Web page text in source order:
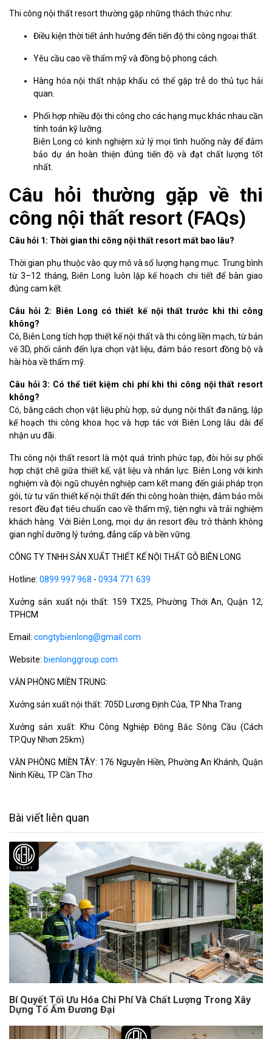
Thi công nội thất resort thường gặp những thách thức như:
Điều kiện thời tiết ảnh hưởng đến tiến độ thi công ngoại thất.
Yêu cầu cao về thẩm mỹ và đồng bộ phong cách.
Hàng hóa nội thất nhập khẩu có thể gặp trễ do thủ tục hải
quan.
Phối hợp nhiều đội thi công cho các hạng mục khác nhau cần
tính toán kỹ lưỡng.
Biên Long có kinh nghiệm xử lý mọi tình huống này để đảm
bảo dự án hoàn thiện đúng tiến độ và đạt chất lượng tốt
nhất.
Câu hỏi thường gặp về thi
công nội thất resort (FAQs)
Câu hỏi 1: Thời gian thi công nội thất resort mất bao lâu?
Thời gian phụ thuộc vào quy mô và số lượng hạng mục. Trung bình
từ 3–12 tháng, Biên Long luôn lập kế hoạch chi tiết để bàn giao
đúng cam kết.
Câu hỏi 2: Biên Long có thiết kế nội thất trước khi thi công
không?
Có, Biên Long tích hợp thiết kế nội thất và thi công liền mạch, từ bản
vẽ 3D, phối cảnh đến lựa chọn vật liệu, đảm bảo resort đồng bộ và
hài hòa về thẩm mỹ.
Câu hỏi 3: Có thể tiết kiệm chi phí khi thi công nội thất resort
không?
Có, bằng cách chọn vật liệu phù hợp, sử dụng nội thất đa năng, lập
kế hoạch thi công khoa học và hợp tác với Biên Long lâu dài để
nhận ưu đãi.
Thi công nội thất resort là một quá trình phức tạp, đòi hỏi sự phối
hợp chặt chẽ giữa thiết kế, vật liệu và nhân lực. Biên Long với kinh
nghiệm và đội ngũ chuyên nghiệp cam kết mang đến giải pháp trọn
gói, từ tư vấn thiết kế nội thất đến thi công hoàn thiện, đảm bảo mỗi
resort đều đạt tiêu chuẩn cao về thẩm mỹ, tiện nghi và trải nghiệm
khách hàng. Với Biên Long, mọi dự án resort đều trở thành không
gian nghỉ dưỡng lý tưởng, đẳng cấp và bền vững.
CÔNG TY TNHH SẢN XUẤT THIẾT KẾ NỘI THẤT GỖ BIÊN LONG
Hotline: 0899 997 968 - 0934 771 639
Xưởng sản xuất nội thất: 159 TX25, Phường Thới An, Quận 12,
TPHCM
Email: congtybienlong@gmail.com
Website: bienlonggroup.com
VĂN PHÒNG MIỀN TRUNG:
Xưởng sản xuất nội thất: 705D Lương Định Của, TP Nha Trang
Xưởng sản xuất: Khu Công Nghiệp Đông Bắc Sông Cầu (Cách
TP.Quy Nhơn 25km)
VĂN PHÒNG MIỀN TÂY: 176 Nguyễn Hiền, Phường An Khánh, Quận
Ninh Kiều, TP Cần Thơ
Bài viết liên quan
Bí Quyết Tối Ưu Hóa Chi Phí Và Chất Lượng Trong Xây
Dựng Tổ Ấm Đương Đại